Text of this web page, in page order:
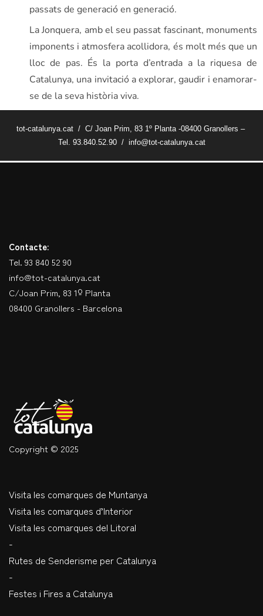
passats de generació en generació.
La Jonquera, amb el seu passat fascinant, monuments
imponents i atmosfera acollidora, és molt més que un
lloc de pas. És la porta d’entrada a la riquesa de
Catalunya, una invitació a explorar, gaudir i enamorar-
se de la seva història viva.
tot-catalunya.cat / C/ Joan Prim, 83 1º Planta -08400 Granollers –
Tel. 93.840.52.90 / info@tot-catalunya.cat
Contacte:
Tel. 93 840 52 90
info@tot-catalunya.cat
C/Joan Prim, 83 1º Planta
08400 Granollers - Barcelona
Copyright © 2025
Visita les comarques de Muntanya
Visita les comarques d’Interior
Visita les comarques del Litoral
-
Rutes de Senderisme per Catalunya
-
Festes i Fires a Catalunya